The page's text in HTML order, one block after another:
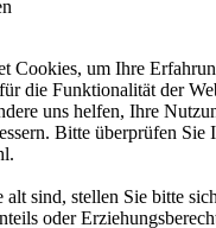
Cookies, um Ihre
die Funktionalität der
uns helfen, Ihre
Bitte überprüfen Sie
alt sind, stellen Sie bitte
oder